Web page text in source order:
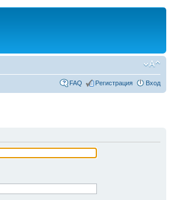
FAQ Регистрация Вход